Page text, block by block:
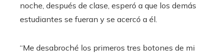
noche, después de clase, esperó a que los demás
estudiantes se fueran y se acercó a él.
“Me desabroché los primeros tres botones de mi